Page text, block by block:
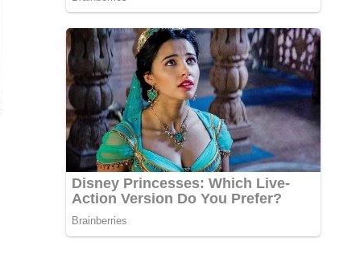
Khairiadi
Asa
Garap
“Lempeng
Pisang”
Suryani
Alfarichy
dan
penata
musik
Banjar
Hendra
Cipta,
kembali
dipercaya
mengaransemen
“Lempeng...
Desa
Pulau
Telo